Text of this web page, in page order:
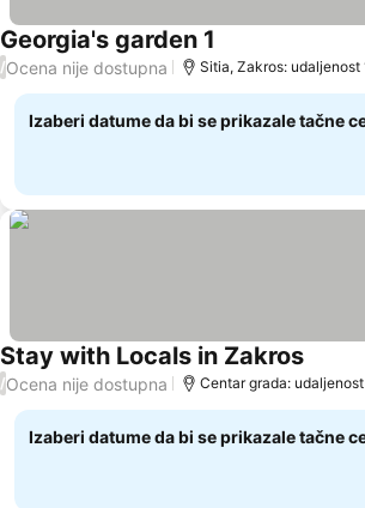
Georgia's garden 1
/Ocena nije dostupna Sitia, Zakros: udaljenost
Izaberi datume da bi se prikazale tačne
Stay with Locals in Zakros
/Ocena nije dostupna Centar grada:
Izaberi datume da bi se prikazale tačne